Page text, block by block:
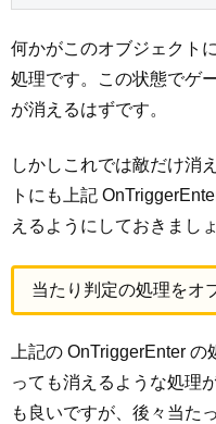
何かがこのオブジェクト
処理です。この状態でゲ
が消えるはずです。
しかしこれでは敵だけ消
トにも上記
えるようにしておきましょ
当たり判定の処理をオ
上記の OnTriggerEnter の
っても消えるような処理
も良いですが、後々当た